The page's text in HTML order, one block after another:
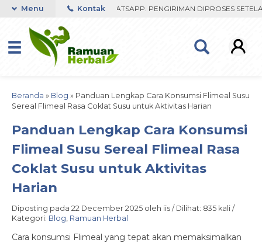
RESPON ORDER VIA WHATSAPP. PENGIRIMAN DIPROSES SETELAH
Menu Kontak
Beranda » Blog » Panduan Lengkap Cara Konsumsi Flimeal Susu
Sereal Flimeal Rasa Coklat Susu untuk Aktivitas Harian
Panduan Lengkap Cara Konsumsi
Flimeal Susu Sereal Flimeal Rasa
Coklat Susu untuk Aktivitas
Harian
Diposting pada 22 December 2025 oleh iis / Dilihat: 835 kali /
Kategori: Blog, Ramuan Herbal
Cara konsumsi Flimeal yang tepat akan memaksimalkan